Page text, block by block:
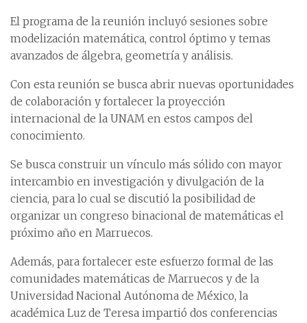
El programa de la reunión incluyó sesiones sobre
modelización matemática, control óptimo y temas
avanzados de álgebra, geometría y análisis.
Con esta reunión se busca abrir nuevas oportunidades
de colaboración y fortalecer la proyección
internacional de la UNAM en estos campos del
conocimiento.
Se busca construir un vínculo más sólido con mayor
intercambio en investigación y divulgación de la
ciencia, para lo cual se discutió la posibilidad de
organizar un congreso binacional de matemáticas el
próximo año en Marruecos.
Además, para fortalecer este esfuerzo formal de las
comunidades matemáticas de Marruecos y de la
Universidad Nacional Autónoma de México, la
académica Luz de Teresa impartió dos conferencias